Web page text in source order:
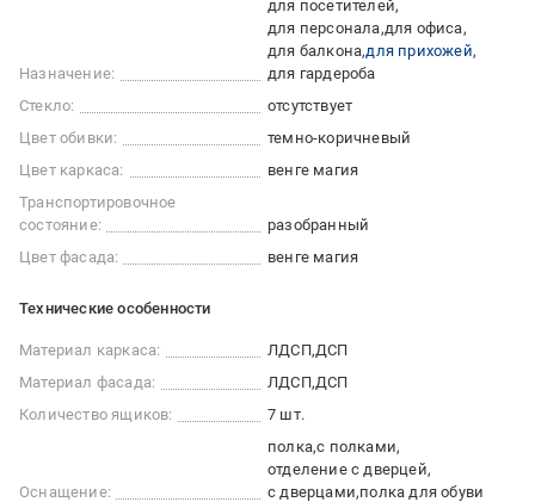
Назначение:
для посетителей
для персонала для офиса
для балкона для прихожей
для гардероба
Стекло:
отсутствует
Цвет обивки:
темно-коричневый
Цвет каркаса:
венге магия
Транспортировочное
состояние:
разобранный
Цвет фасада:
венге магия
Технические особенности
Материал каркаса: ЛДСП ДСП
Материал фасада:
ЛДСП ДСП
Количество ящиков:
7 шт.
Оснащение:
полка с полками
отделение с дверцей
с дверцами полка для обуви